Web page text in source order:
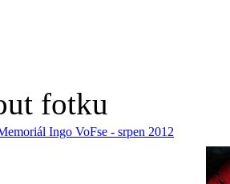
fotku
Ingo VoFse - srpen 2012